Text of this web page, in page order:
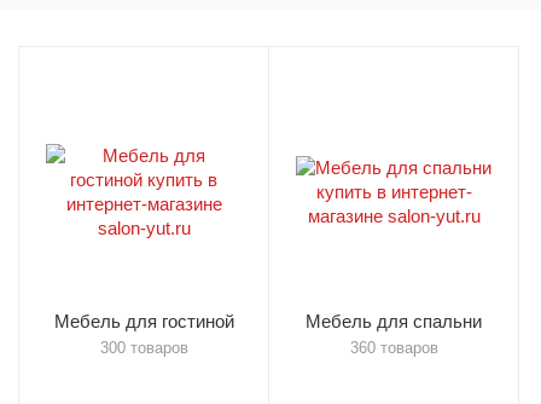
Мебель для гостиной
300 товаров
Мебель для спальни
360 товаров